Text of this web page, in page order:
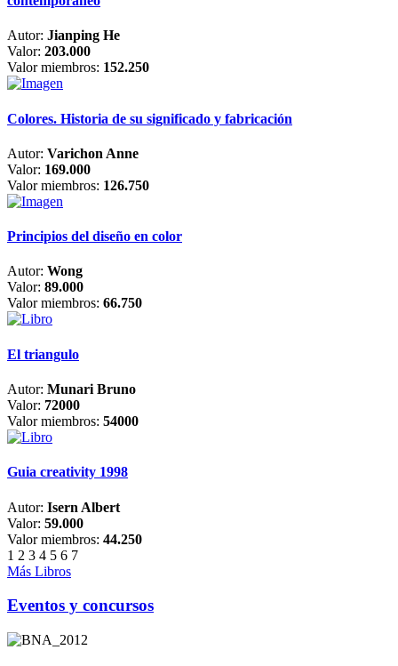
Autor: Jianping He
Valor: 203.000
Valor miembros: 152.250
Colores. Historia de su significado y fabricación
Autor: Varichon Anne
Valor: 169.000
Valor miembros: 126.750
Principios del diseño en color
Autor: Wong
Valor: 89.000
Valor miembros: 66.750
El triangulo
Autor: Munari Bruno
Valor: 72000
Valor miembros: 54000
Guia creativity 1998
Autor: Isern Albert
Valor: 59.000
Valor miembros: 44.250
1 2 3 4 5 6 7
Más Libros
Eventos y concursos